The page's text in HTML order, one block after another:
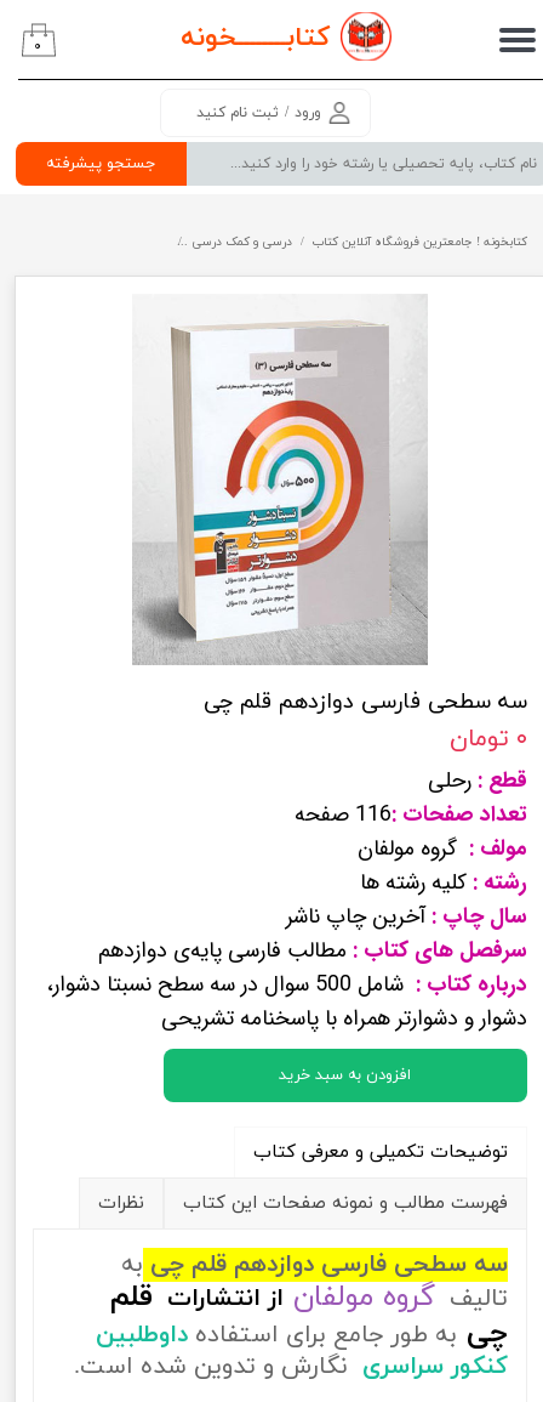
کتابــــــــخونه
جستجو پیشرفته
ورود / ثبت نام کنید
حساب کاربری من
سفارشات
۰
کتابخونه ! جامعترین فروشگاه آنلاین کتاب درسی و کمک درسی
سه سطحی فارسی دوازدهم قلم چی
۰ تومان
قطع : رحلی
تعداد صفحات :116 صفحه
مولف : گروه مولفان
رشته : کلیه رشته ها
سال چاپ :آخرین چاپ ناشر
سرفصل های کتاب : مطالب فارسی پایه‌ی دوازدهم
درباره کتاب :
شامل 500 سوال در سه سطح نسبتا دشوار،
دشوار و دشوارتر همراه با پاسخنامه تشریحی
افزودن به سبد خرید
توضیحات تکمیلی و معرفی کتاب
فهرست مطالب و نمونه صفحات این کتاب
نظرات
سه سطحی فارسی دوازدهم قلم چی به
تالیف گروه مولفان از انتشارات قلم
چی به طور جامع برای استفاده داوطلبین
کنکور سراسری نگارش و تدوین شده است.